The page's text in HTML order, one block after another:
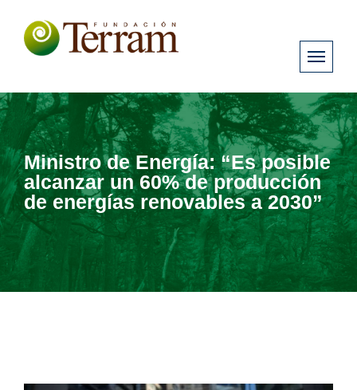
Ministro de Energía: “Es posible
alcanzar un 60% de producción
de energías renovables a 2030”